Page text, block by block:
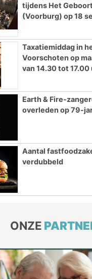
tijdens Het
(Voorburg) op 18
Taxatiemiddag in
Voorschoten op
van 14.30 tot 17.00
Earth & Fire-
overleden op 79-
Aantal
verdubbeld
ONZE